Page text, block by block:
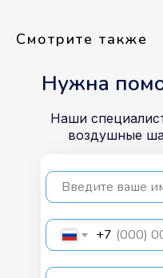
Смотрите также
Наши
воздушные
Введите ваше
+7
Нужна